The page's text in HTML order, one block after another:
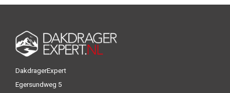
DakdragerExpert
Egersundweg 5